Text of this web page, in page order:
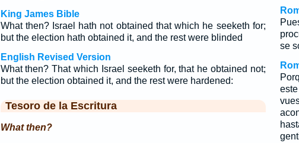
King James Bible
What then? Israel hath not obtained that which he seeketh for;
but the election hath obtained it, and the rest were blinded
English Revised Version
What then? That which Israel seeketh for, that he obtained not;
but the election obtained it, and the rest were hardened:
Tesoro de la Escritura
What then?
se